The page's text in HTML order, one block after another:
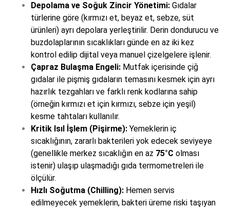
Depolama ve Soğuk Zincir Yönetimi: Gıdalar
türlerine göre (kırmızı et, beyaz et, sebze, süt
ürünleri) ayrı depolara yerleştirilir. Derin dondurucu ve
buzdolaplarının sıcaklıkları günde en az iki kez
kontrol edilip dijital veya manuel çizelgelere işlenir.
Çapraz Bulaşma Engeli: Mutfak içerisinde çiğ
gıdalar ile pişmiş gıdaların temasını kesmek için ayrı
hazırlık tezgahları ve farklı renk kodlarına sahip
(örneğin kırmızı et için kırmızı, sebze için yeşil)
kesme tahtaları kullanılır.
Kritik Isıl İşlem (Pişirme): Yemeklerin iç
sıcaklığının, zararlı bakterileri yok edecek seviyeye
(genellikle merkez sıcaklığın en az 75°C olması
istenir) ulaşıp ulaşmadığı gıda termometreleri ile
ölçülür.
Hızlı Soğutma (Chilling): Hemen servis
edilmeyecek yemeklerin, bakteri üreme riski taşıyan